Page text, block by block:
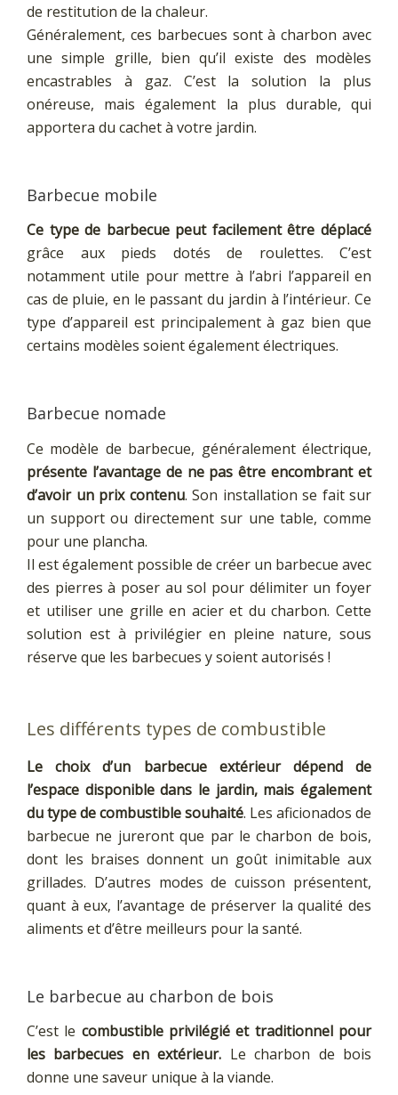
de restitution de la chaleur.
Généralement, ces barbecues sont à charbon avec
une simple grille, bien qu’il existe des modèles
encastrables à gaz. C’est la solution la plus
onéreuse, mais également la plus durable, qui
apportera du cachet à votre jardin.
Barbecue mobile
Ce type de barbecue peut facilement être déplacé
grâce aux pieds dotés de roulettes. C’est
notamment utile pour mettre à l’abri l’appareil en
cas de pluie, en le passant du jardin à l’intérieur. Ce
type d’appareil est principalement à gaz bien que
certains modèles soient également électriques.
Barbecue nomade
Ce modèle de barbecue, généralement électrique,
présente l’avantage de ne pas être encombrant et
d’avoir un prix contenu. Son installation se fait sur
un support ou directement sur une table, comme
pour une plancha.
Il est également possible de créer un barbecue avec
des pierres à poser au sol pour délimiter un foyer
et utiliser une grille en acier et du charbon. Cette
solution est à privilégier en pleine nature, sous
réserve que les barbecues y soient autorisés !
Les différents types de combustible
Le choix d’un barbecue extérieur dépend de
l’espace disponible dans le jardin, mais également
du type de combustible souhaité. Les aficionados de
barbecue ne jureront que par le charbon de bois,
dont les braises donnent un goût inimitable aux
grillades. D’autres modes de cuisson présentent,
quant à eux, l’avantage de préserver la qualité des
aliments et d’être meilleurs pour la santé.
Le barbecue au charbon de bois
C’est le combustible privilégié et traditionnel pour
les barbecues en extérieur. Le charbon de bois
donne une saveur unique à la viande.